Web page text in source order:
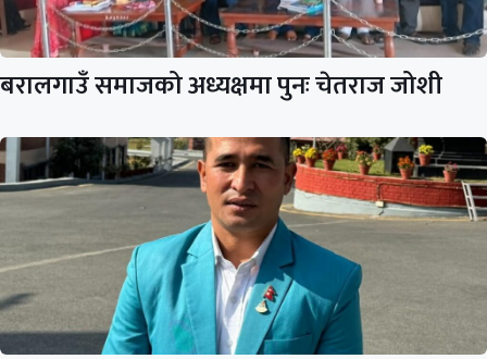
बरालगाउँ समाजको अध्यक्षमा पुनः चेतराज जोशी